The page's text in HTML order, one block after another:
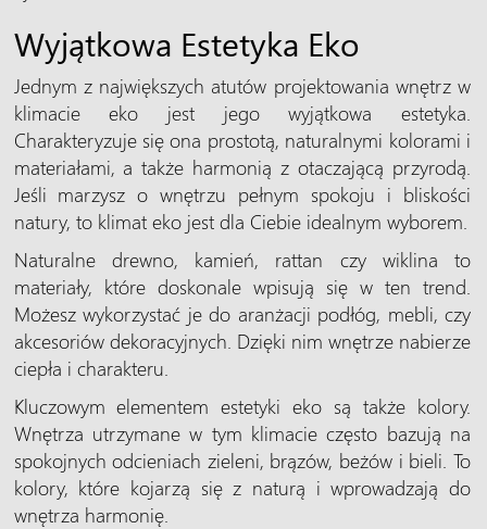
Wyjątkowa Estetyka Eko
Jednym z największych atutów projektowania wnętrz w
klimacie eko jest jego wyjątkowa estetyka.
Charakteryzuje się ona prostotą, naturalnymi kolorami i
materiałami, a także harmonią z otaczającą przyrodą.
Jeśli marzysz o wnętrzu pełnym spokoju i bliskości
natury, to klimat eko jest dla Ciebie idealnym wyborem.
Naturalne drewno, kamień, rattan czy wiklina to
materiały, które doskonale wpisują się w ten trend.
Możesz wykorzystać je do aranżacji podłóg, mebli, czy
akcesoriów dekoracyjnych. Dzięki nim wnętrze nabierze
ciepła i charakteru.
Kluczowym elementem estetyki eko są także kolory.
Wnętrza utrzymane w tym klimacie często bazują na
spokojnych odcieniach zieleni, brązów, beżów i bieli. To
kolory, które kojarzą się z naturą i wprowadzają do
wnętrza harmonię.